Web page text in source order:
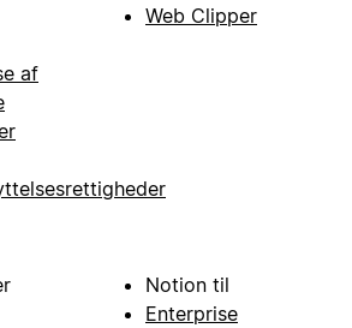
af
Web Clipper
Notion til
Enterprise